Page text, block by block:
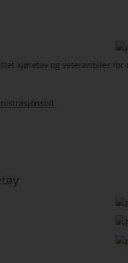
kjøretøy og veteranbiler